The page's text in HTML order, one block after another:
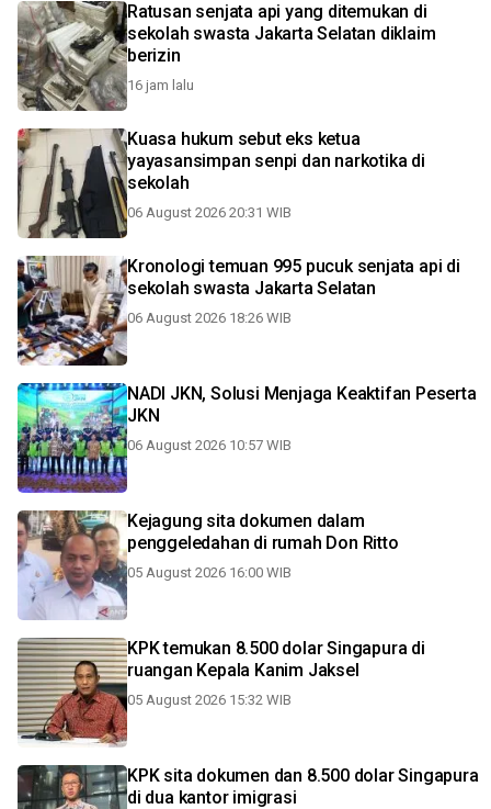
Ratusan senjata api yang ditemukan di
sekolah swasta Jakarta Selatan diklaim
berizin
16 jam lalu
Kuasa hukum sebut eks ketua
yayasansimpan senpi dan narkotika di
sekolah
06 August 2026 20:31 WIB
Kronologi temuan 995 pucuk senjata api di
sekolah swasta Jakarta Selatan
06 August 2026 18:26 WIB
NADI JKN, Solusi Menjaga Keaktifan Peserta
JKN
06 August 2026 10:57 WIB
Kejagung sita dokumen dalam
penggeledahan di rumah Don Ritto
05 August 2026 16:00 WIB
KPK temukan 8.500 dolar Singapura di
ruangan Kepala Kanim Jaksel
05 August 2026 15:32 WIB
KPK sita dokumen dan 8.500 dolar Singapura
di dua kantor imigrasi